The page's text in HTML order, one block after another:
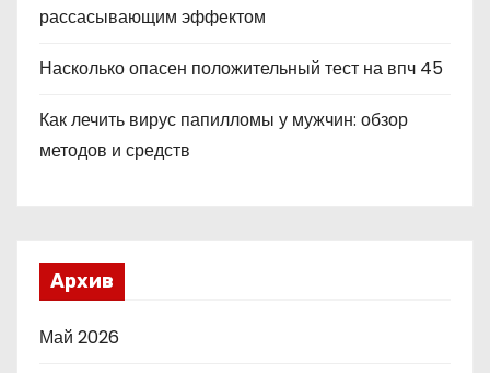
рассасывающим эффектом
Насколько опасен положительный тест на впч 45
Как лечить вирус папилломы у мужчин: обзор
методов и средств
Архив
Май 2026